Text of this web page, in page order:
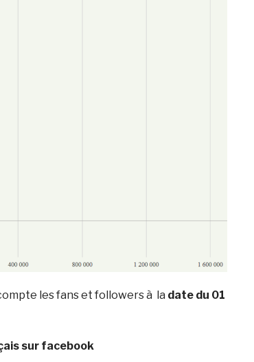
les fans et followers à la date du 01
sur facebook